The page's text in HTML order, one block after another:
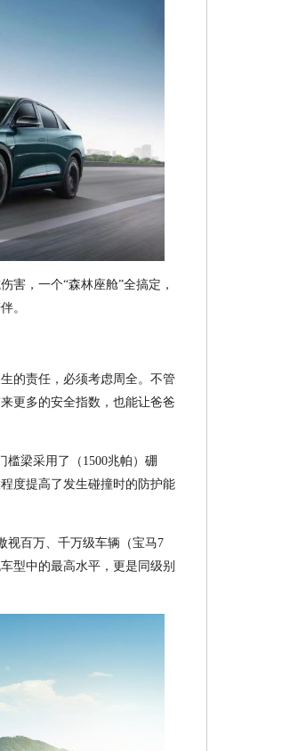
害，一个“森林座舱”全搞定，
。
的责任，必须考虑周全。不管
更多的安全指数，也能让爸爸
槛梁采用了（1500兆帕）硼
度提高了发生碰撞时的防护能
视百万、千万级车辆（宝马7
型中的最高水平，更是同级别